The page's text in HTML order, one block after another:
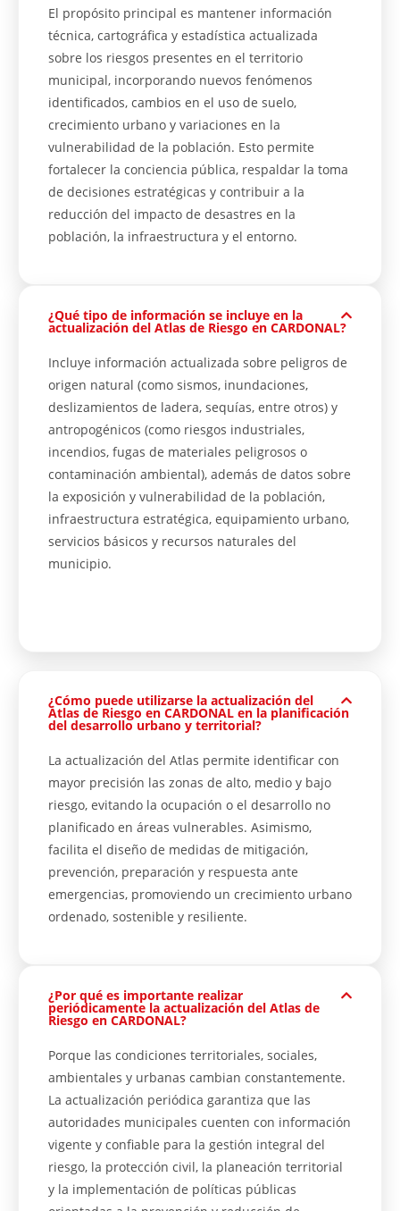
El propósito principal es mantener información
técnica, cartográfica y estadística actualizada
sobre los riesgos presentes en el territorio
municipal, incorporando nuevos fenómenos
identificados, cambios en el uso de suelo,
crecimiento urbano y variaciones en la
vulnerabilidad de la población. Esto permite
fortalecer la conciencia pública, respaldar la toma
de decisiones estratégicas y contribuir a la
reducción del impacto de desastres en la
población, la infraestructura y el entorno.
¿Qué tipo de información se incluye en la
actualización del Atlas de Riesgo en CARDONAL?
Incluye información actualizada sobre peligros de
origen natural (como sismos, inundaciones,
deslizamientos de ladera, sequías, entre otros) y
antropogénicos (como riesgos industriales,
incendios, fugas de materiales peligrosos o
contaminación ambiental), además de datos sobre
la exposición y vulnerabilidad de la población,
infraestructura estratégica, equipamiento urbano,
servicios básicos y recursos naturales del
municipio.
¿Cómo puede utilizarse la actualización del
Atlas de Riesgo en CARDONAL en la planificación
del desarrollo urbano y territorial?
La actualización del Atlas permite identificar con
mayor precisión las zonas de alto, medio y bajo
riesgo, evitando la ocupación o el desarrollo no
planificado en áreas vulnerables. Asimismo,
facilita el diseño de medidas de mitigación,
prevención, preparación y respuesta ante
emergencias, promoviendo un crecimiento urbano
ordenado, sostenible y resiliente.
¿Por qué es importante realizar
periódicamente la actualización del Atlas de
Riesgo en CARDONAL?
Porque las condiciones territoriales, sociales,
ambientales y urbanas cambian constantemente.
La actualización periódica garantiza que las
autoridades municipales cuenten con información
vigente y confiable para la gestión integral del
riesgo, la protección civil, la planeación territorial
y la implementación de políticas públicas